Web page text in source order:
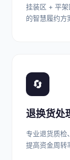
挂装区 + 平
的智慧履约方
🔄
退换货处
专业退货质检
提高资金周转